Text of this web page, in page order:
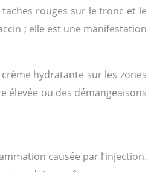
rouges sur le tronc et le
; elle est une manifestation
hydratante sur les zones
élevée ou des démangeaisons
causée par l’injection.